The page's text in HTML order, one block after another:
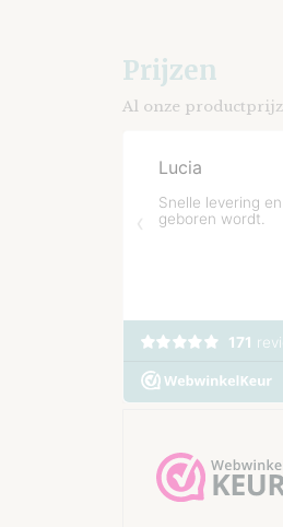
Prijzen
Al onze